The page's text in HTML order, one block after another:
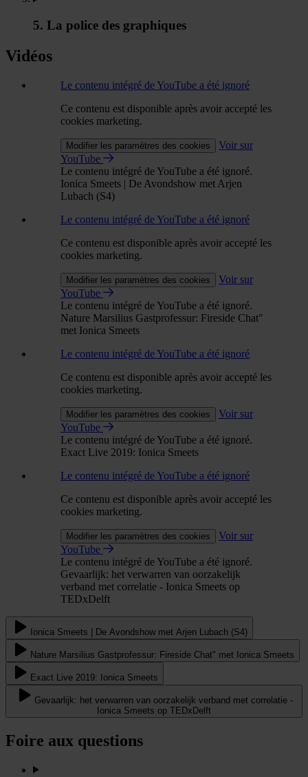
5. La police des graphiques
Vidéos
Le contenu intégré de YouTube a été ignoré
Ce contenu est disponible après avoir accepté les
cookies marketing.
Modifier les paramètres des cookies
Voir sur
YouTube
Le contenu intégré de YouTube a été ignoré.
Ionica Smeets | De Avondshow met Arjen
Lubach (S4)
Le contenu intégré de YouTube a été ignoré
Ce contenu est disponible après avoir accepté les
cookies marketing.
Modifier les paramètres des cookies
Voir sur
YouTube
Le contenu intégré de YouTube a été ignoré.
Nature Marsilius Gastprofessur: Fireside Chat"
met Ionica Smeets
Le contenu intégré de YouTube a été ignoré
Ce contenu est disponible après avoir accepté les
cookies marketing.
Modifier les paramètres des cookies
Voir sur
YouTube
Le contenu intégré de YouTube a été ignoré.
Exact Live 2019: Ionica Smeets
Le contenu intégré de YouTube a été ignoré
Ce contenu est disponible après avoir accepté les
cookies marketing.
Modifier les paramètres des cookies
Voir sur
YouTube
Le contenu intégré de YouTube a été ignoré.
Gevaarlijk: het verwarren van oorzakelijk
verband met correlatie - Ionica Smeets op
TEDxDelft
Ionica Smeets | De Avondshow met Arjen Lubach (S4)
Nature Marsilius Gastprofessur: Fireside Chat" met Ionica Smeets
Exact Live 2019: Ionica Smeets
Gevaarlijk: het verwarren van oorzakelijk verband met correlatie -
Ionica Smeets op TEDxDelft
Foire aux questions